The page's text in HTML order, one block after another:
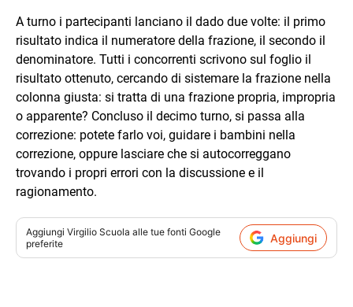
A turno i partecipanti lanciano il dado due volte: il primo
risultato indica il numeratore della frazione, il secondo il
denominatore. Tutti i concorrenti scrivono sul foglio il
risultato ottenuto, cercando di sistemare la frazione nella
colonna giusta: si tratta di una frazione propria, impropria
o apparente? Concluso il decimo turno, si passa alla
correzione: potete farlo voi, guidare i bambini nella
correzione, oppure lasciare che si autocorreggano
trovando i propri errori con la discussione e il
ragionamento.
Aggiungi Virgilio Scuola alle tue fonti Google
preferite
Aggiungi